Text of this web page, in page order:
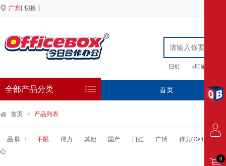
广东[ 切换 ]
日虹 e印硒鼓
全部产品分类 首页 专
首页 > 产品列表
品 牌 ： 不限 得力 其他 国产 日虹 广博 得力(Deli)
心
0